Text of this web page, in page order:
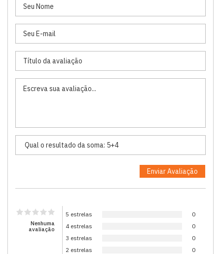
Nenhuma
avaliação
5 estrelas
0
4 estrelas
0
3 estrelas
0
2 estrelas
0